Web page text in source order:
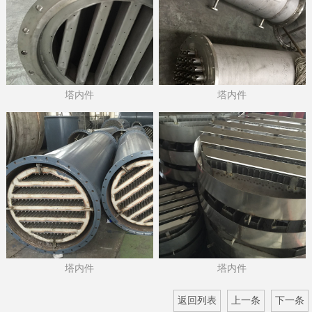
塔内件 塔内件
塔内件 塔内件
返回列表 上一条 下一条